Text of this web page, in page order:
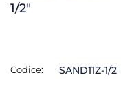
1/2"
Codice: SAND11Z-1/2